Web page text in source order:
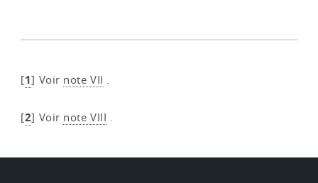
[1] Voir note VII .
[2] Voir note VIII .